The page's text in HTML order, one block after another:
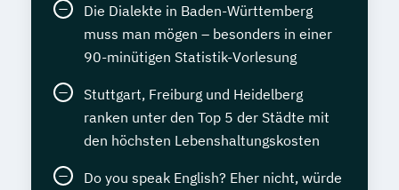
Die Dialekte in Baden-Württemberg
muss man mögen – besonders in einer
90-minütigen Statistik-Vorlesung
Stuttgart, Freiburg und Heidelberg
ranken unter den Top 5 der Städte mit
den höchsten Lebenshaltungskosten
Do you speak English? Eher nicht, würde